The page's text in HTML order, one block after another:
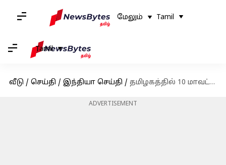
மேலும் Tamil
Tamil
வீடு / செய்தி / இந்தியா செய்தி / தமிழகத்தில் 10 மாவட்டங்களில் இன்று கனமழை பெய்யக்கூடும்: வானிலை ஆய்வு மையம் எச்சரிக்கை
ADVERTISEMENT